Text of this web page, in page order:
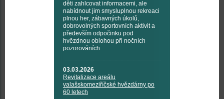
děti zahlcovat informacemi, ale
nabídnout jim smysluplnou rekreaci
plnou her, zábavných úkolů,
dobrovolných sportovních aktivit a
především odpočinku pod
hvězdnou oblohou při nočních
pozorováních.
03.03.2026
Revitalizace areálu
valašskomeziříčské hvězdárny po
60 letech